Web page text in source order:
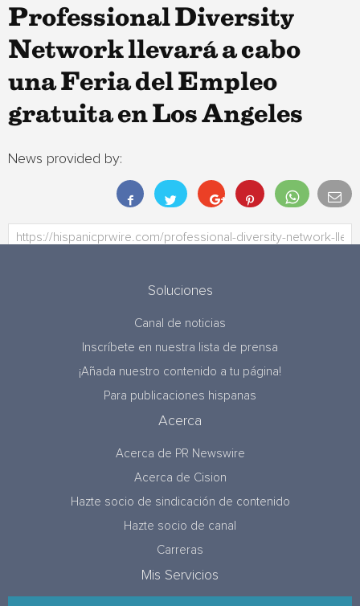
Professional Diversity
Network llevará a cabo
una Feria del Empleo
gratuita en Los Angeles
News provided by:
Soluciones
Canal de noticias
Inscríbete en nuestra lista de prensa
¡Añada nuestro contenido a tu página!
Para publicaciones hispanas
Acerca
Acerca de PR Newswire
Acerca de Cision
Hazte socio de sindicación de contenido
Hazte socio de canal
Carreras
Mis Servicios